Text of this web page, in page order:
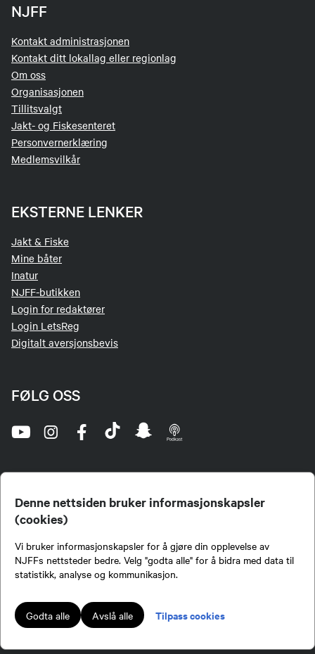
Denne nettsiden bruker informasjonskapsler
(cookies)
Vi bruker informasjonskapsler for å gjøre din opplevelse av
NJFFs nettsteder bedre. Velg "godta alle" for å bidra med data til
statistikk, analyse og kommunikasjon.
Godta alle Avslå alle Tilpass cookies
NJFF
Kontakt administrasjonen
Kontakt ditt lokallag eller regionlag
Om oss
Organisasjonen
Tillitsvalgt
Jakt- og Fiskesenteret
Personvernerklæring
Medlemsvilkår
EKSTERNE LENKER
Jakt & Fiske
Mine båter
Inatur
NJFF-butikken
Login for redaktører
Login LetsReg
Digitalt aversjonsbevis
FØLG OSS
jegere og sportsfiskere og et av de viktigste miljøene for formidling av kunnskap om jakt og
fiske i Norge. Vi er en partipolitisk nøytral organisasjon, men har et sterkt jakt-, fiske-, og
naturpolitisk engasjement i mange saker.
Lokalforeninger tilsluttet Norges Jeger- og Fiskerforbund har ansvar for innhold de
publiserer på njff.no.